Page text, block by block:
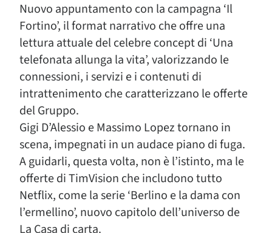
Nuovo appuntamento con la campagna ‘Il
Fortino’, il format narrativo che offre una
lettura attuale del celebre concept di ‘Una
telefonata allunga la vita’, valorizzando le
connessioni, i servizi e i contenuti di
intrattenimento che caratterizzano le offerte
del Gruppo.
Gigi D’Alessio e Massimo Lopez tornano in
scena, impegnati in un audace piano di fuga.
A guidarli, questa volta, non è l’istinto, ma le
offerte di TimVision che includono tutto
Netflix, come la serie ‘Berlino e la dama con
l’ermellino’, nuovo capitolo dell’universo de